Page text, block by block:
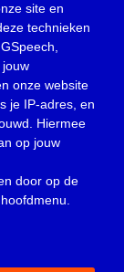
site en
technieken
onze website
je IP-adres, en
Hiermee
op jouw
door op de